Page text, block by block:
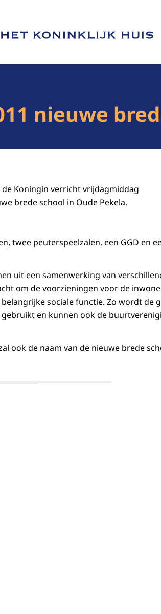
van Het Koninklijk Huis
nieuwe
de Koningin verricht vrijdagmiddag
brede school in Oude Pekela.
twee peuterspeelzalen, een GGD en
uit een samenwerking van
om de voorzieningen voor de
sociale functie. Zo wordt de
en kunnen ook de
ook de naam van de nieuwe brede